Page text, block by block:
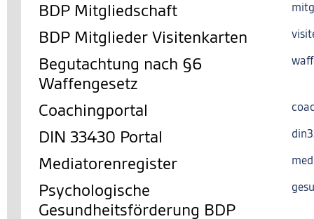
BDP Mitgliedschaft
BDP Mitglieder Visitenkarten
Begutachtung nach §6
Waffengesetz
Coachingportal
DIN 33430 Portal
Mediatorenregister
Psychologische
Gesundheitsförderung BDP